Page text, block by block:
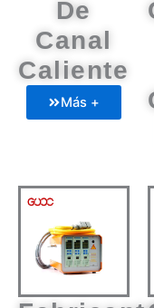
De
Canal
Caliente
Más +